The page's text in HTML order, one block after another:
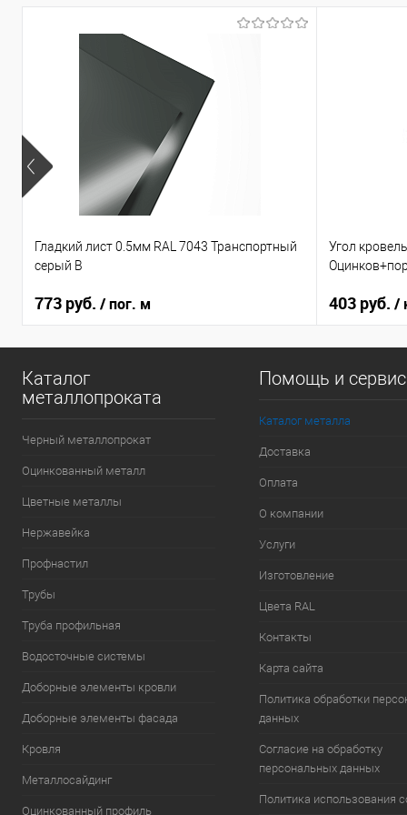
Гладкий лист 0.5мм RAL 7043 Транспортный
серый B
773 руб. / пог. м
Угол
403 руб. /
Каталог
металлопроката
Черный металлопрокат
Оцинкованный металл
Цветные металлы
Нержавейка
Профнастил
Трубы
Труба профильная
Водосточные системы
Доборные элементы кровли
Доборные элементы фасада
Кровля
Металлосайдинг
Оцинкованный профиль
Помощь и
Каталог металла
Доставка
Оплата
О компании
Услуги
Изготовление
Цвета RAL
Контакты
Карта сайта
Политика обработки
данных
Согласие на обработку
персональных данных
Политика использования